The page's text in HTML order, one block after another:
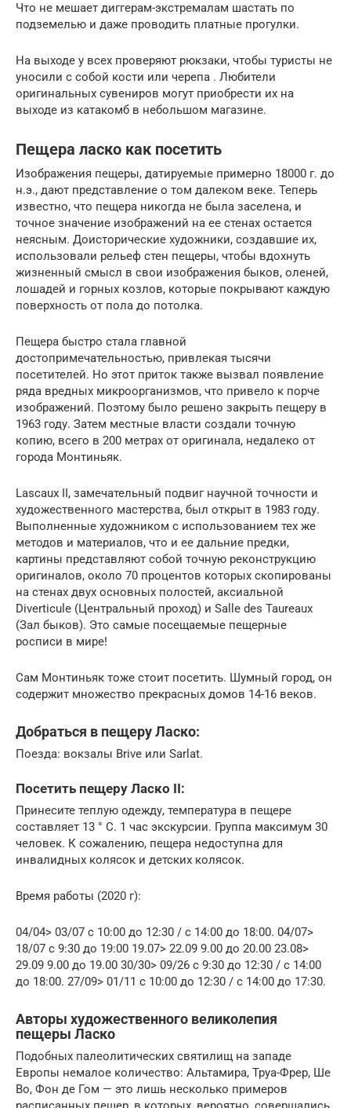
Что не мешает диггерам-экстремалам шастать по
подземелью и даже проводить платные прогулки.
На выходе у всех проверяют рюкзаки, чтобы туристы не
уносили с собой кости или черепа . Любители
оригинальных сувениров могут приобрести их на
выходе из катакомб в небольшом магазине.
Пещера ласко как посетить
Изображения пещеры, датируемые примерно 18000 г. до
н.э., дают представление о том далеком веке. Теперь
известно, что пещера никогда не была заселена, и
точное значение изображений на ее стенах остается
неясным. Доисторические художники, создавшие их,
использовали рельеф стен пещеры, чтобы вдохнуть
жизненный смысл в свои изображения быков, оленей,
лошадей и горных козлов, которые покрывают каждую
поверхность от пола до потолка.
Пещера быстро стала главной
достопримечательностью, привлекая тысячи
посетителей. Но этот приток также вызвал появление
ряда вредных микроорганизмов, что привело к порче
изображений. Поэтому было решено закрыть пещеру в
1963 году. Затем местные власти создали точную
копию, всего в 200 метрах от оригинала, недалеко от
города Монтиньяк.
Lascaux II, замечательный подвиг научной точности и
художественного мастерства, был открыт в 1983 году.
Выполненные художником с использованием тех же
методов и материалов, что и ее дальние предки,
картины представляют собой точную реконструкцию
оригиналов, около 70 процентов которых скопированы
на стенах двух основных полостей, аксиальной
Diverticule (Центральный проход) и Salle des Taureaux
(Зал быков). Это самые посещаемые пещерные
росписи в мире!
Сам Монтиньяк тоже стоит посетить. Шумный город, он
содержит множество прекрасных домов 14-16 веков.
Добраться в пещеру Ласко:
Поезда: вокзалы Brive или Sarlat.
Посетить пещеру Ласко II:
Принесите теплую одежду, температура в пещере
составляет 13 ° С. 1 час экскурсии. Группа максимум 30
человек. К сожалению, пещера недоступна для
инвалидных колясок и детских колясок.
Время работы (2020 г):
04/04> 03/07 с 10:00 до 12:30 / с 14:00 до 18:00. 04/07>
18/07 с 9:30 до 19:00 19.07> 22.09 9.00 до 20.00 23.08>
29.09 9.00 до 19.00 30/30> 09/26 с 9:30 до 12:30 / с 14:00
до 18:00. 27/09> 01/11 с 10:00 до 12:30 / с 14:00 до 17:30.
Авторы художественного великолепия
пещеры Ласко
Подобных палеолитических святилищ на западе
Европы немалое количество: Альтамира, Труа-Фрер, Ше
Во, Фон де Гом — это лишь несколько примеров